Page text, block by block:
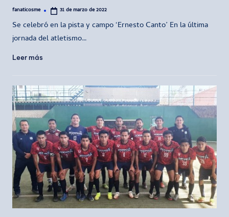
Publicado
fanaticosme 31 de marzo de 2022
Se celebró en la pista y campo ‘Ernesto Canto’ En la última
jornada del atletismo…
Leer más